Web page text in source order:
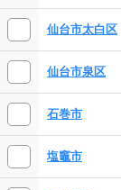
仙台市太白区
仙台市泉区
石巻市
塩竈市